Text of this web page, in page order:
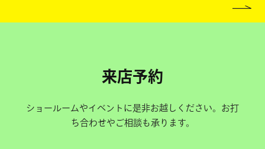
来店予約
ショールームやイベントに是非お越しください。お打
ち合わせやご相談も承ります。